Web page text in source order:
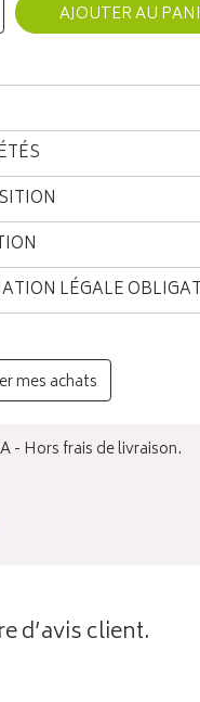
AJOUTER AU
LÉGALE
mes achats
- Hors frais de livraison.
d’avis client.